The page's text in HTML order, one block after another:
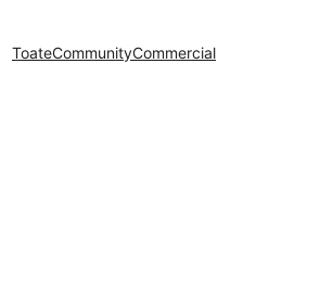
ToateCommunityCommercial